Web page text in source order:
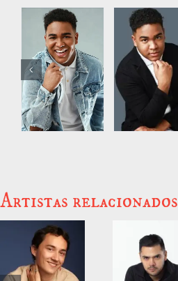
Artistas relacionados